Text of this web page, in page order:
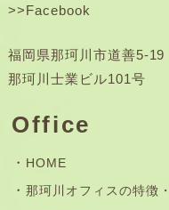
>>Facebook
福岡県那珂川市道善5-19
那珂川士業ビル101号
Office
HOME
那珂川オフィスの特徴